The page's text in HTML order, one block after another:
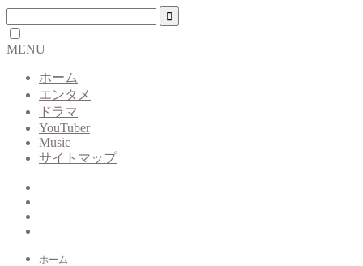
MENU
ホーム
エンタメ
ドラマ
YouTuber
Music
サイトマップ
ホーム